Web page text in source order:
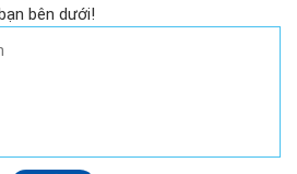
bên dưới!